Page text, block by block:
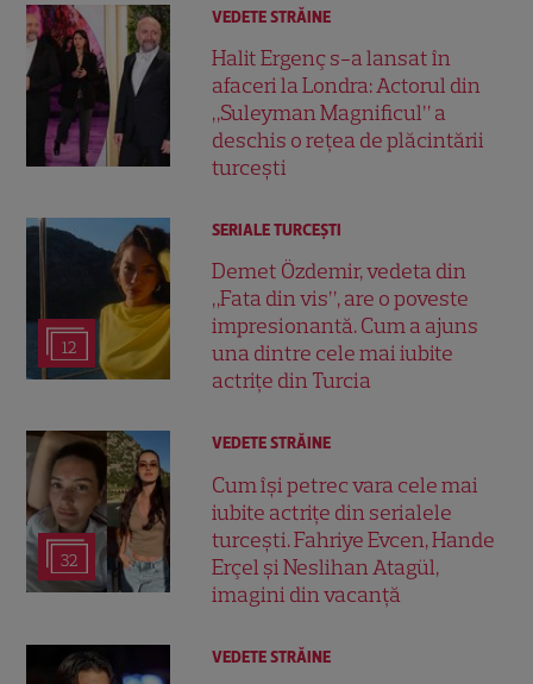
VEDETE STRĂINE
Halit Ergenç s-a lansat în
afaceri la Londra: Actorul din
„Suleyman Magnificul” a
deschis o rețea de plăcintării
turcești
12
SERIALE TURCEŞTI
Demet Özdemir, vedeta din
„Fata din vis”, are o poveste
impresionantă. Cum a ajuns
una dintre cele mai iubite
actrițe din Turcia
32
VEDETE STRĂINE
Cum își petrec vara cele mai
iubite actrițe din serialele
turcești. Fahriye Evcen, Hande
Erçel și Neslihan Atagül,
imagini din vacanță
VEDETE STRĂINE